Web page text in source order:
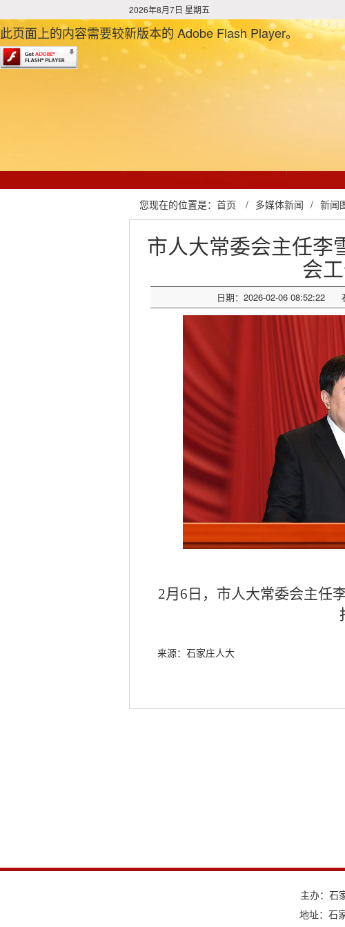
2026年8月7日 星期五
此页面上的内容需要较新版本的 Adobe Flash Player。
您现在的位置是： 首页 / 多媒体新闻 / 新闻
市人大常委会主任李
会
日期：2026-02-06 08:52:22
2月6日，市人大常委会主任
来源：石家庄人大
主办：石
地址：石